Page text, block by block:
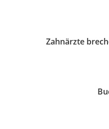
Zahnärzte